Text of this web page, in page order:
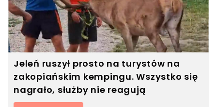
Jeleń ruszył prosto na turystów na
zakopiańskim kempingu. Wszystko się
nagrało, służby nie reagują